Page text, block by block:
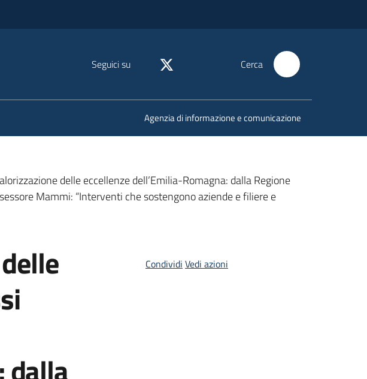
Seguici su Cerca
Agenzia di informazione e comunicazione
delle eccellenze dell’Emilia-Romagna: dalla Regione
Mammi: “Interventi che sostengono aziende e filiere e
Condividi Vedi azioni